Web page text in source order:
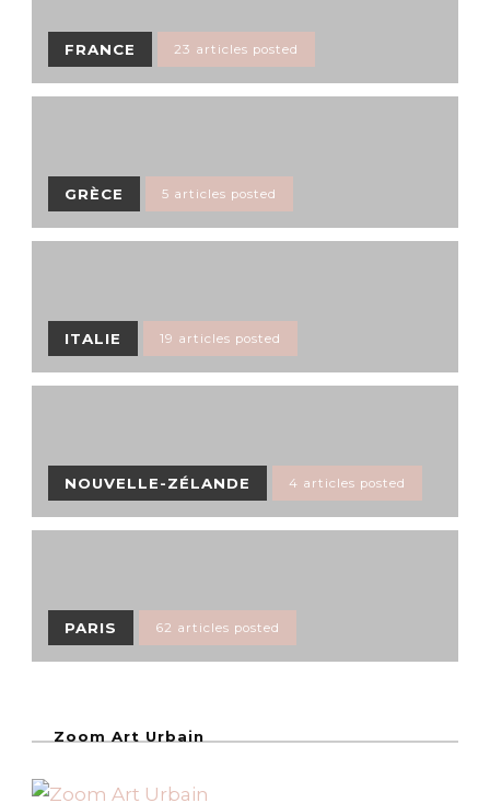
FRANCE 23 articles posted
GRÈCE 5 articles posted
ITALIE 19 articles posted
NOUVELLE-ZÉLANDE 4 articles posted
PARIS 62 articles posted
Zoom Art Urbain